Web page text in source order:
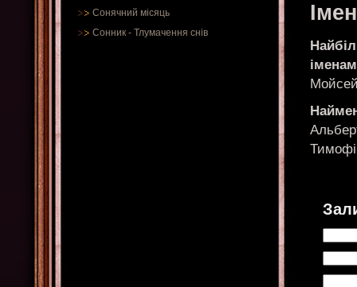
Сонячний місяць
Сонник - Тлумачення снів